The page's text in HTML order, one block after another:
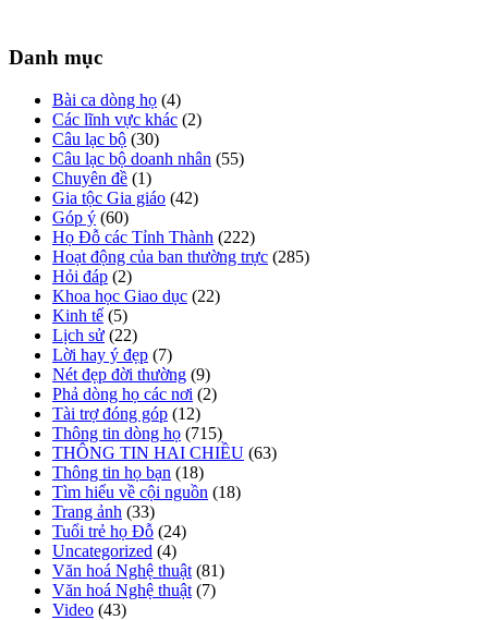
Danh mục
Bài ca dòng họ (4)
Các lĩnh vực khác (2)
Câu lạc bộ (30)
Câu lạc bộ doanh nhân (55)
Chuyên đề (1)
Gia tộc Gia giáo (42)
Góp ý (60)
Họ Đỗ các Tỉnh Thành (222)
Hoạt động của ban thường trực (285)
Hỏi đáp (2)
Khoa học Giao dục (22)
Kinh tế (5)
Lịch sử (22)
Lời hay ý đẹp (7)
Nét đẹp đời thường (9)
Phả dòng họ các nơi (2)
Tài trợ đóng góp (12)
Thông tin dòng họ (715)
THÔNG TIN HAI CHIỀU (63)
Thông tin họ bạn (18)
Tìm hiểu về cội nguồn (18)
Trang ảnh (33)
Tuổi trẻ họ Đỗ (24)
Uncategorized (4)
Văn hoá Nghệ thuật (81)
Văn hoá Nghệ thuật (7)
Video (43)